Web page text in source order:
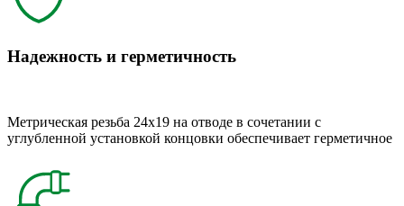
Надежность и герметичность
Метрическая резьба 24x19 на отводе в сочетании с
углубленной установкой концовки обеспечивает герметичное